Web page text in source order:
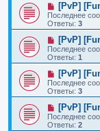
[PvP]
Последнее
Ответы: 3
[PvP]
Последнее
Ответы: 1
[PvP]
Последнее
Ответы: 3
[PvP]
Последнее
Ответы: 2